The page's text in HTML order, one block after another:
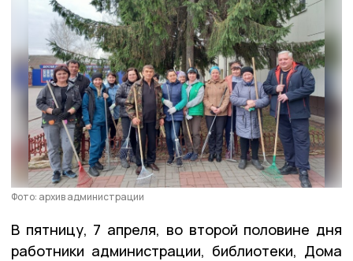
Фото: архив администрации
В пятницу, 7 апреля, во второй половине дня
работники администрации, библиотеки, Дома